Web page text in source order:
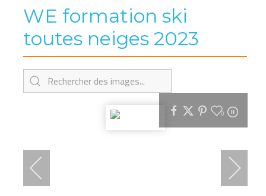
WE formation ski
toutes neiges 2023
0